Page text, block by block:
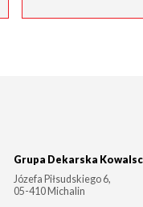
Grupa Dekarska
Józefa Piłsudskiego 6,
05-410 Michalin